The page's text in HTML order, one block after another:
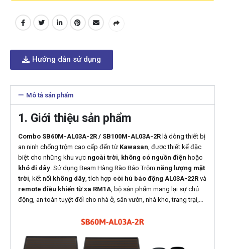
Hướng dẫn sử dụng
Mô tả sản phẩm
1. Giới thiệu sản phẩm
Combo SB60M-AL03A-2R / SB100M-AL03A-2R là dòng thiết bị
an ninh chống trộm cao cấp đến từ Kawasan , được thiết kế đặc
biệt cho những khu vực ngoài trời không có nguồn điện hoặc
khó đi dây Sử dụng Beam Hàng Rào Báo Trộm năng lượng mặt
trời , kết nối không dây , tích hợp còi hú báo động AL03A-22R và
remote điều khiển từ xa RM1A , bộ sản phẩm mang lại sự chủ
động, an toàn tuyệt đối cho nhà ở, sân vườn, nhà kho, trang trại,…